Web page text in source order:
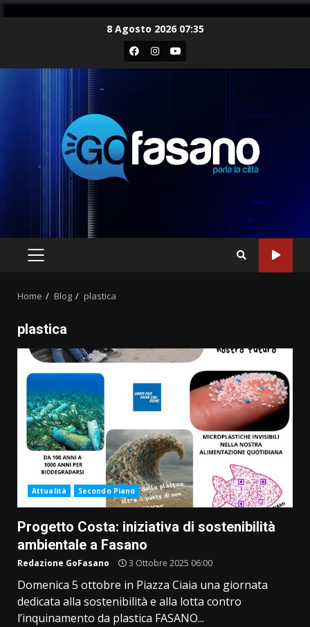
8 Agosto 2026 07:35
Facebook
Instagram
Youtube
PRIMARY
Home Blog plastica
plastica
Attualità Secondo Piano
Progetto Costa: iniziativa di sostenibilità
ambientale a Fasano
Redazione GoFasano 3 Ottobre 2025 06:00
Domenica 5 ottobre in Piazza Ciaia una giornata
dedicata alla sostenibilità e alla lotta contro
l’inquinamento da plastica FASANO...